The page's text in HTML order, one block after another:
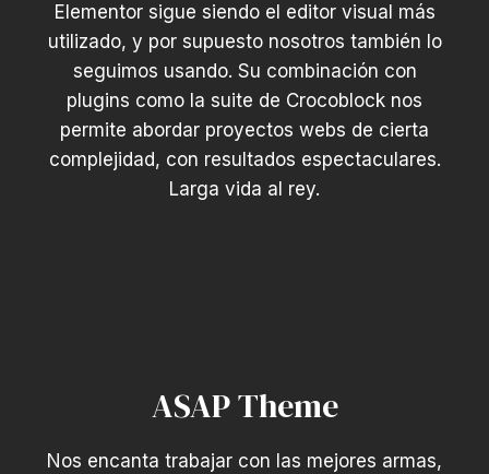
Elementor sigue siendo el editor visual más
utilizado, y por supuesto nosotros también lo
seguimos usando. Su combinación con
plugins como la suite de Crocoblock nos
permite abordar proyectos webs de cierta
complejidad, con resultados espectaculares.
Larga vida al rey.
ASAP Theme
Nos encanta trabajar con las mejores armas,